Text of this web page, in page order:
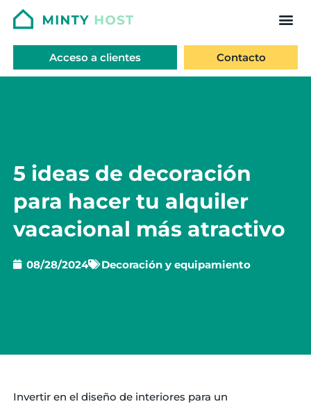
Acceso a clientes Contacto
5 ideas de decoración
para hacer tu alquiler
vacacional más atractivo
08/28/2024 Decoración y equipamiento
Invertir en el diseño de interiores para un